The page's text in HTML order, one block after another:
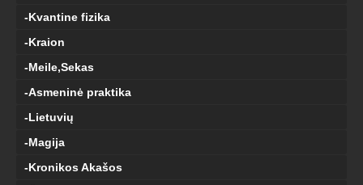
-Kvantine fizika
-Kraion
-Meile,Sekas
-Asmeninė praktika
-Lietuvių
-Magija
-Kronikos Akašos